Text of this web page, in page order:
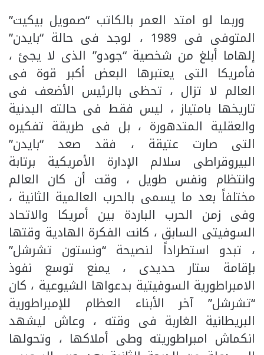
وربما لو امتد العمر بالكاتب “صمويل بيكيت”
المتوفى فى 1989 ، لوجد فى حالة “بايدن”
إلهاما أبلغ من شخصية “جودو” الذى لا يجئ ،
فأمريكا التى يعتبرها البعض أكبر قوة فى
العالم لا تزال ، تحظى بالرئيس الأضعف فى
تاريخها بامتياز ، ليس فقط فى حالته البدنية
والعقلية المتدهورة ، بل فى طريقة تفكيره
التى صارت عتيقة ، فقد صعد “بايدن”
البيروقراطى سلالم الإدارة الأمريكية برتابة
وانتظام ونفس طويل ، وقت أن كان العالم
مختلفاً بعد ما يسمى بالحرب العالمية الثانية ،
وفى زمن الحرب الباردة بين أمريكا والاتحاد
السوفيتى السابق ، كانت الفكرة الهادية وقتها
، تبدو استطراداً لنصيحة “ونستون تشرشل”
بإقامة ستار حديدى ، يمنع توسع نفوذ
الامبراطورية السوفيتية بدعواها الشيوعية ، كان
“تشرشل” آخر الأبناء العظام للإمبراطورية
البريطانية الغاربة فى وقته ، وعاش ليشهد
انكماش امبراطوريته وطى أملاكها ، وتحولها